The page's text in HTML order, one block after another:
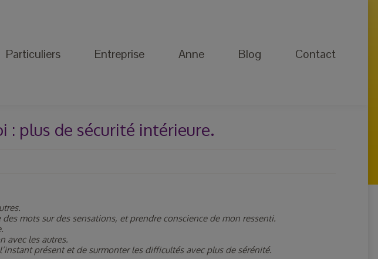
Particuliers Entreprise Anne Blog Contact
: plus de sécurité intérieure.
mots sur des sensations, et prendre conscience de mon ressenti.
avec les autres.
présent et de surmonter les difficultés avec plus de sérénité.